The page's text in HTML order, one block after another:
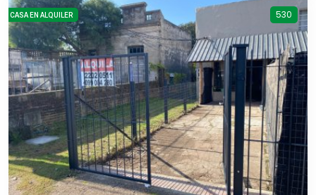
CASA EN ALQUILER 530